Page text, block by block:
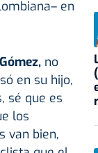
en
no
en su hijo,
sé que es
los
van bien,